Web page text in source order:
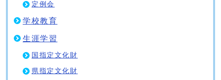
定例会
学校教育
生涯学習
国指定文化財
県指定文化財